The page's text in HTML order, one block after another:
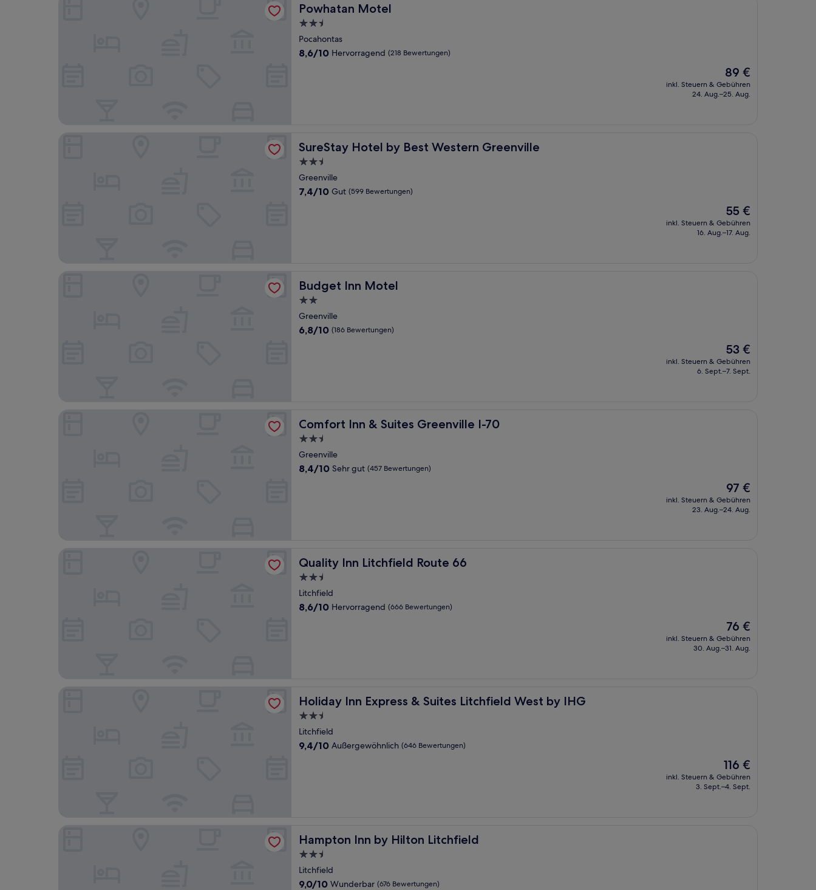
Powhatan Motel
Powhatan Motel
2.5-
Sterne-
Unterkunft
Pocahontas
8.6
8,6/10 Hervorragend (218 Bewertungen)
Der
Preis
beträgt
89 €
inkl. Steuern & Gebühren
24. Aug.–25. Aug.
SureStay Hotel by Best Western Greenville
SureStay Hotel by Best Western Greenville
2.5-
Sterne-
Unterkunft
Greenville
7.4
7,4/10 Gut (599 Bewertungen)
Der
Preis
beträgt
55 €
inkl. Steuern & Gebühren
16. Aug.–17. Aug.
Budget Inn Motel
Budget Inn Motel
2.0-
Sterne-
Unterkunft
Greenville
6.8
6,8/10 (186 Bewertungen)
Der
Preis
beträgt
53 €
inkl. Steuern & Gebühren
6. Sept.–7. Sept.
Comfort Inn & Suites Greenville I-70
Comfort Inn & Suites Greenville I-70
2.5-
Sterne-
Unterkunft
Greenville
8.4
8,4/10 Sehr gut (457 Bewertungen)
Der
Preis
beträgt
97 €
inkl. Steuern & Gebühren
23. Aug.–24. Aug.
Quality Inn Litchfield Route 66
Quality Inn Litchfield Route 66
2.5-
Sterne-
Unterkunft
Litchfield
8.6
8,6/10 Hervorragend (666 Bewertungen)
Der
Preis
beträgt
76 €
inkl. Steuern & Gebühren
30. Aug.–31. Aug.
Holiday Inn Express & Suites Litchfield West by IHG
Holiday Inn Express & Suites Litchfield West by IHG
2.5-
Sterne-
Unterkunft
Litchfield
9.4
9,4/10 Außergewöhnlich (646 Bewertungen)
Der
Preis
beträgt
116 €
inkl. Steuern & Gebühren
3. Sept.–4. Sept.
Holiday Inn Express & Suites Litchfield West by IHG
Hampton Inn by Hilton Litchfield
Hampton Inn by Hilton Litchfield
2.5-
Sterne-
Unterkunft
Litchfield
9.0
9,0/10 Wunderbar (676 Bewertungen)